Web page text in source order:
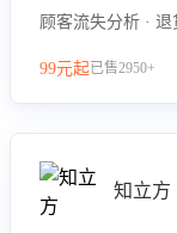
顾客流失分析 ·
99元起已售2950+
知立方